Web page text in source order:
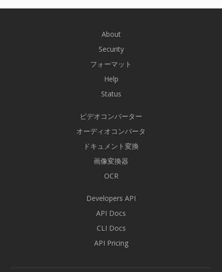
About
Security
フォーマット
Help
Status
ビデオコンバーター
オーディオコンバータ
ドキュメント変換
画像変換器
OCR
Developers API
API Docs
CLI Docs
API Pricing